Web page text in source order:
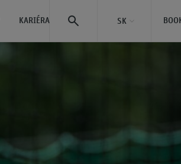
KARIÉRA SK